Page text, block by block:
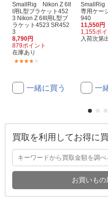
SmallRig Nikon Z 6II
I用L型ブラケット452
3 Nikon Z 6III用L型ブ
ラケット4523 SR452
3
8,790円
879ポイント
在庫あり
一緒に買う
専用ケー
940
11,550円
1,155ポイ
入荷次第
一
買取を利用してお得に
お買いも